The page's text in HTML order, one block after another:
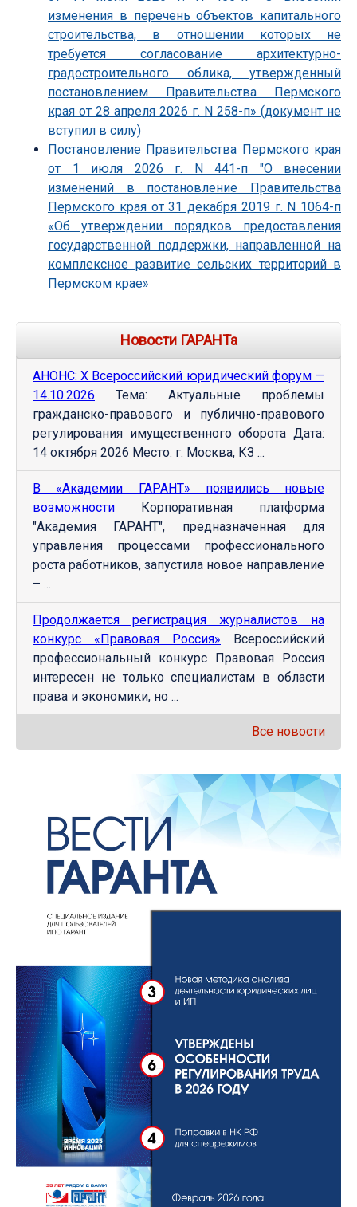
изменения в перечень объектов капитального
строительства, в отношении которых не
требуется согласование архитектурно-
градостроительного облика, утвержденный
постановлением Правительства Пермского
края от 28 апреля 2026 г. N 258-п» (документ не
вступил в силу)
Постановление Правительства Пермского края
от 1 июля 2026 г. N 441-п "О внесении
изменений в постановление Правительства
Пермского края от 31 декабря 2019 г. N 1064-п
«Об утверждении порядков предоставления
государственной поддержки, направленной на
комплексное развитие сельских территорий в
Пермском крае»
Новости ГАРАНТа
АНОНС: Х Всероссийский юридический форум —
14.10.2026 Тема: Актуальные проблемы
гражданско-правового и публично-правового
регулирования имущественного оборота Дата:
14 октября 2026 Место: г. Москва, КЗ ...
В «Академии ГАРАНТ» появились новые
возможности Корпоративная платформа
"Академия ГАРАНТ", предназначенная для
управления процессами профессионального
роста работников, запустила новое направление
– ...
Продолжается регистрация журналистов на
конкурс «Правовая Россия» Всероссийский
профессиональный конкурс Правовая Россия
интересен не только специалистам в области
права и экономики, но ...
Все новости